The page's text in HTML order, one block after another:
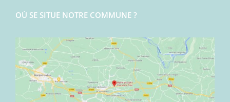
OÙ SE SITUE NOTRE COMMUNE ?